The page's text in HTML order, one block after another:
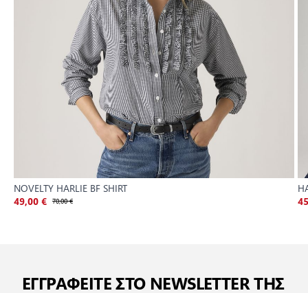
NOVELTY HARLIE BF SHIRT
49,00 € 70,00 €
ΕΓΓΡΑΦΕΙΤΕ ΣΤΟ NEWSLETTER ΤΗΣ